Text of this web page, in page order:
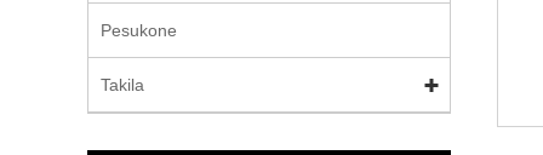
Pesukone
Takila